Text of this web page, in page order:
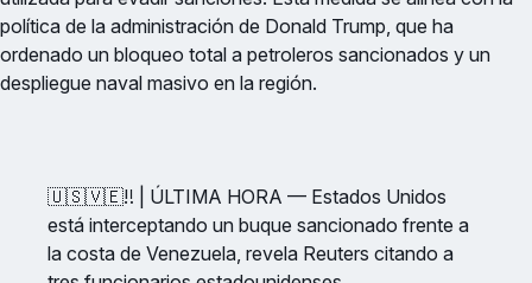
política de la administración de Donald Trump, que ha
ordenado un bloqueo total a petroleros sancionados y un
despliegue naval masivo en la región.
🇺🇸🇻🇪‼️ | ÚLTIMA HORA — Estados Unidos
está interceptando un buque sancionado frente a
la costa de Venezuela, revela Reuters citando a